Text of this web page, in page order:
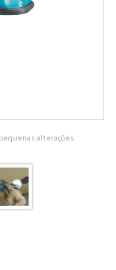
alterações.